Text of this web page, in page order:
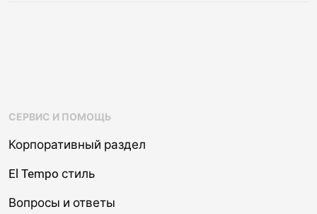
СЕРВИС И ПОМОЩЬ
Корпоративный раздел
El Tempo стиль
Вопросы и ответы